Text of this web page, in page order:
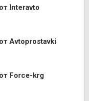
Interavto
Avtoprostavki
Force-krg